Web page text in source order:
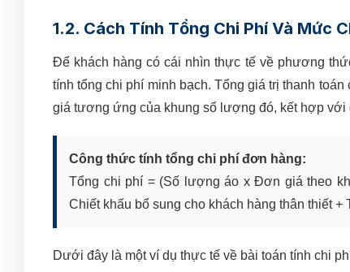
1.2. Cách Tính Tổng Chi Phí Và Mức
Để khách hàng có cái nhìn thực tế về phương
tính tổng chi phí minh bạch. Tổng giá trị thanh
giá tương ứng của khung số lượng đó, kết hợp với
Công thức tính tổng chi phí đơn hàng:
Tổng chi phí = (Số lượng áo x Đơn giá theo
Chiết khấu bổ sung cho khách hàng thân thiết +
Dưới đây là một ví dụ thực tế về bài toán tính chi